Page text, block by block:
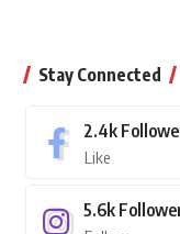
Stay Connected
2.4k
Like
5.6k